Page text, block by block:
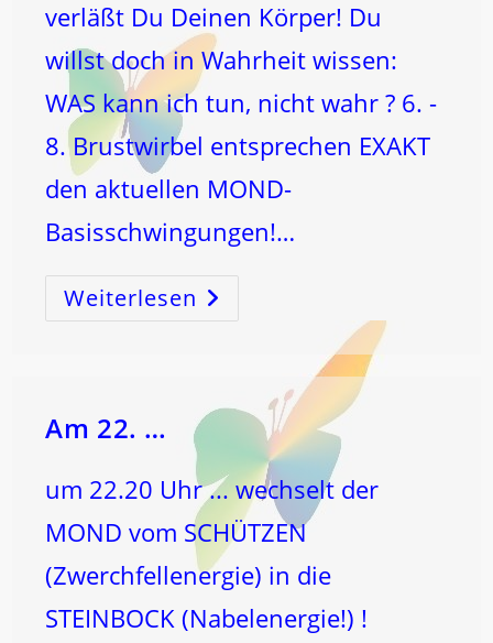
verläßt Du Deinen Körper! Du
willst doch in Wahrheit wissen:
WAS kann ich tun, nicht wahr ? 6. -
8. Brustwirbel entsprechen EXAKT
den aktuellen MOND-
Basisschwingungen!…
Weiterlesen Heutige
Frage:
RIPPENBLOCKADE
Am 22. …
um 22.20 Uhr ... wechselt der
MOND vom SCHÜTZEN
(Zwerchfellenergie) in die
STEINBOCK (Nabelenergie!) !